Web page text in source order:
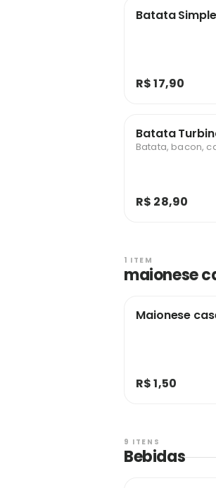
Batata
R$ 17,90
Batata
Batata, bacon,
R$ 28,90
1 ITEM
maionese
Maionese
R$ 1,50
9 ITENS
Bebidas